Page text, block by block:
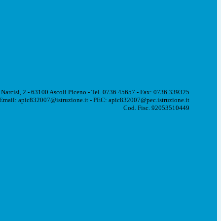
2 - 63100 Ascoli Piceno - Tel. 0736.45657 - Fax: 0736.339325
apic832007@istruzione.it - PEC: apic832007@pec.istruzione.it
Cod. Fisc. 92053510449